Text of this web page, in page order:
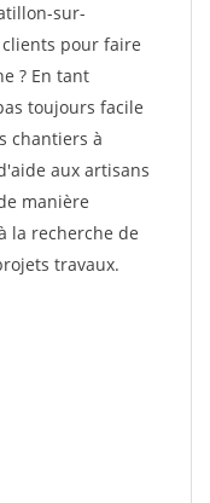
sur-
pour faire
? En tant
toujours facile
chantiers à
aux artisans
manière
la recherche de
travaux.